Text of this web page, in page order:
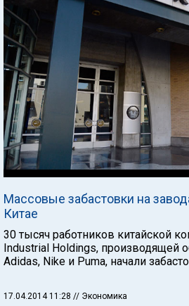
Массовые забастовки на
Китае
30 тысяч работников китайской
Industrial Holdings, производящей
Adidas, Nike и Puma, начали
17.04.2014 11:28 // Экономика